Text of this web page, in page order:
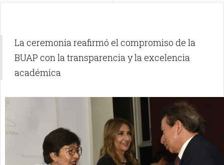
La ceremonia reafirmó el compromiso de la
BUAP con la transparencia y la excelencia
académica